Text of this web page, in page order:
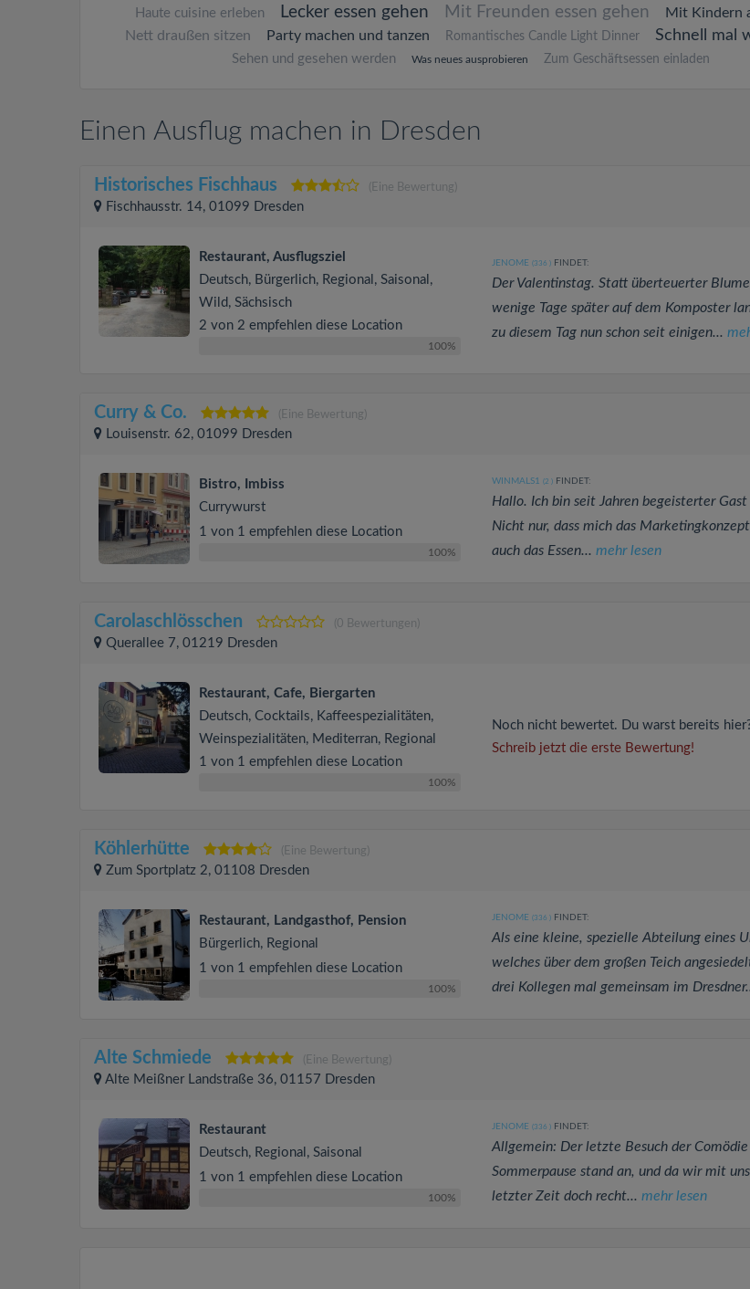
Haute cuisine erleben Lecker essen gehen Mit Freunden essen gehen
Mit Kindern
Nett draußen sitzen
Party machen und tanzen Romantisches Candle Light Dinner Schnell mal
Sehen und gesehen werden Was neues ausprobieren Zum Geschäftsessen einladen
Einen Ausflug machen in Dresden
Historisches Fischhaus (Eine Bewertung)
Fischhausstr. 14, 01099 Dresden
Restaurant, Ausflugsziel
Deutsch, Bürgerlich, Regional, Saisonal,
Wild, Sächsisch
2 von 2 empfehlen diese Location
100%
JENOME (336 )FINDET:
Der Valentinstag. Statt überteuerter
wenige Tage später auf dem Komposter
zu diesem Tag nun schon seit einigen...
Curry & Co. (Eine Bewertung)
Louisenstr. 62, 01099 Dresden
Bistro, Imbiss
Currywurst
1 von 1 empfehlen diese Location
100%
WINMALS1 (2 )FINDET:
Hallo. Ich bin seit Jahren begeisterter
Nicht nur, dass mich das
auch das Essen... mehr lesen
Carolaschlösschen (0 Bewertungen)
Querallee 7, 01219 Dresden
Restaurant, Cafe, Biergarten
Deutsch, Cocktails, Kaffeespezialitäten,
Weinspezialitäten, Mediterran, Regional
1 von 1 empfehlen diese Location
100%
Noch nicht bewertet. Du warst bereits
Schreib jetzt die erste Bewertung!
Köhlerhütte (Eine Bewertung)
Zum Sportplatz 2, 01108 Dresden
Restaurant, Landgasthof, Pension
Bürgerlich, Regional
1 von 1 empfehlen diese Location
100%
JENOME (336 )FINDET:
Als eine kleine, spezielle Abteilung eines
welches über dem großen Teich
drei Kollegen mal gemeinsam im
Alte Schmiede (Eine Bewertung)
Alte Meißner Landstraße 36, 01157 Dresden
Restaurant
Deutsch, Regional, Saisonal
1 von 1 empfehlen diese Location
100%
JENOME (336 )FINDET:
Allgemein: Der letzte Besuch der
Sommerpause stand an, und da wir mit
letzter Zeit doch recht... mehr lesen